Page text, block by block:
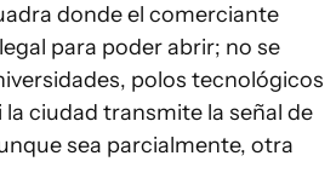
donde el comerciante
para poder abrir; no se
polos tecnológicos
ciudad transmite la señal de
sea parcialmente, otra